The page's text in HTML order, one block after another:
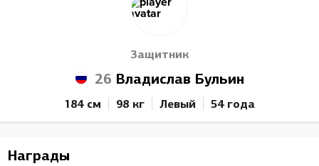
Защитник
26 Владислав Бульин
184 см 98 кг Левый 54 года
Награды